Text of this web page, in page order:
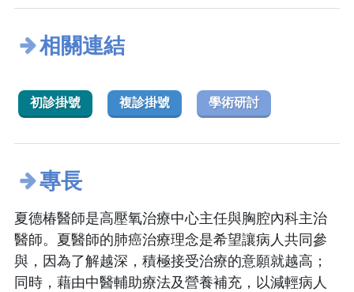
相關連結
初診掛號 複診掛號 學術研討
專長
夏德椿醫師是高壓氧治療中心主任與胸腔內科主治
醫師。夏醫師的肺癌治療理念是希望讓病人共同參
與，因為了解越深，積極接受治療的意願就越高；
同時，藉由中醫輔助療法及營養補充，以減輕病人